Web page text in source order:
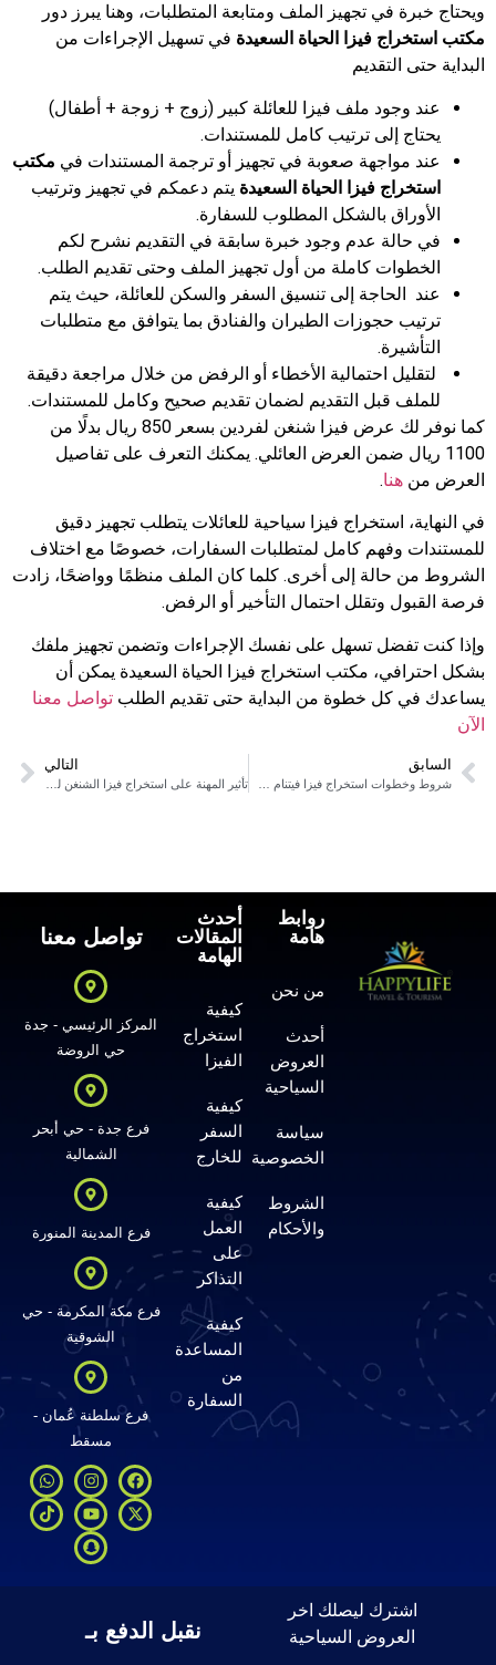
ويحتاج خبرة في تجهيز الملف ومتابعة المتطلبات، وهنا يبرز دور
مكتب استخراج فيزا الحياة السعيدة في تسهيل الإجراءات من
البداية حتى التقديم
عند وجود ملف فيزا للعائلة كبير (زوج + زوجة + أطفال)
يحتاج إلى ترتيب كامل للمستندات.
عند مواجهة صعوبة في تجهيز أو ترجمة المستندات في مكتب
استخراج فيزا الحياة السعيدة يتم دعمكم في تجهيز وترتيب
الأوراق بالشكل المطلوب للسفارة.
في حالة عدم وجود خبرة سابقة في التقديم نشرح لكم
الخطوات كاملة من أول تجهيز الملف وحتى تقديم الطلب.
عند الحاجة إلى تنسيق السفر والسكن للعائلة، حيث يتم
ترتيب حجوزات الطيران والفنادق بما يتوافق مع متطلبات
التأشيرة.
لتقليل احتمالية الأخطاء أو الرفض من خلال مراجعة دقيقة
للملف قبل التقديم لضمان تقديم صحيح وكامل للمستندات.
كما نوفر لك عرض فيزا شنغن لفردين بسعر 850 ريال بدلًا من
1100 ريال ضمن العرض العائلي. يمكنك التعرف على تفاصيل
العرض من هنا.
في النهاية، استخراج فيزا سياحية للعائلات يتطلب تجهيز دقيق
للمستندات وفهم كامل لمتطلبات السفارات، خصوصًا مع اختلاف
الشروط من حالة إلى أخرى. كلما كان الملف منظمًا وواضحًا، زادت
فرصة القبول وتقلل احتمال التأخير أو الرفض.
وإذا كنت تفضل تسهل على نفسك الإجراءات وتضمن تجهيز ملفك
بشكل احترافي، مكتب استخراج فيزا الحياة السعيدة يمكن أن
يساعدك في كل خطوة من البداية حتى تقديم الطلب تواصل معنا
الآن
السابق التالي
روابط
هامة
من نحن
أحدث
العروض
السياحية
سياسة
الخصوصية
الشروط
والأحكام
أحدث
المقالات
الهامة
كيفية
استخراج
الفيزا
كيفية
السفر
للخارج
كيفية
العمل
على
التذاكر
كيفية
المساعدة
من
السفارة
تواصل معنا
المركز الرئيسي - جدة
حي الروضة
فرع جدة - حي أبحر
الشمالية
فرع المدينة المنورة
فرع مكة المكرمة - حي
الشوقية
فرع سلطنة عُمان -
مسقط
اشترك ليصلك اخر
العروض السياحية
نقبل الدفع بـ